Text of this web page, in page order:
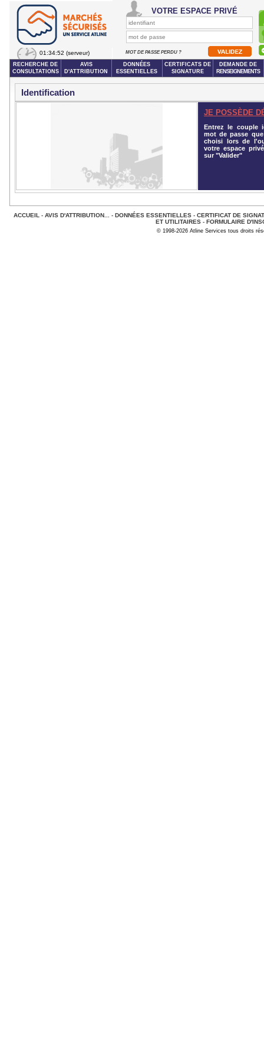
01:34:52 (serveur)
VOTRE ESPACE PRIVÉ
MOT DE PASSE PERDU ?
RECHERCHE DE
CONSULTATIONS
AVIS
D'ATTRIBUTION
DONNÉES
ESSENTIELLES
CERTIFICATS DE
SIGNATURE
DEMANDE DE
RENSEIGNEMENTS
Identification
JE POSSÈDE
Entrez le couple
mot de passe
choisi lors de
votre espace
sur "Valider"
ACCUEIL - AVIS D'ATTRIBUTION... - DONNÉES ESSENTIELLES- CERTIFICAT DE
ET UTILITAIRES - FORMULAIRE
© 1998-2026 Atline Services tous droits